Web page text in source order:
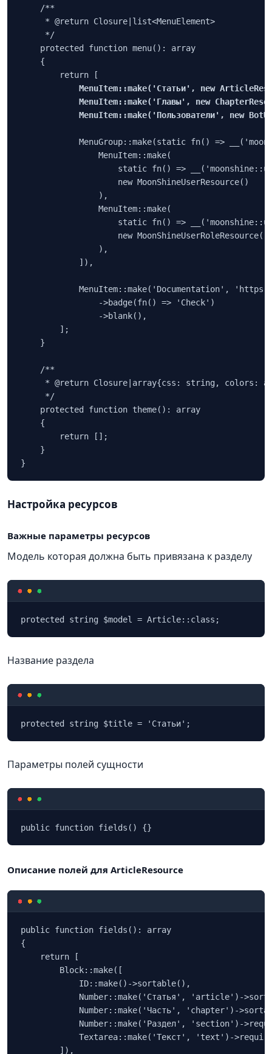
    /**
     * @return Closure|list<MenuElement>
     */
    protected function menu(): array
    {
        return [
MenuItem::make('Статьи', new
MenuItem::make('Главы', new
MenuItem::make('Пользователи', new
MenuGroup::make(static fn() =>
                MenuItem::make(
static fn() =>
                    new MoonShineUserResource()
                ),
                MenuItem::make(
static fn() =>
                    new MoonShineUserRoleResource()
                ),
            ]),
MenuItem::make('Documentation',
                ->badge(fn() => 'Check')
                ->blank(),
        ];
    }
    /**
* @return Closure|array{css: string, colors:
     */
    protected function theme(): array
    {
        return [];
    }
Настройка ресурсов
Важные параметры ресурсов
Модель которая должна быть привязана к разделу
protected string $model = Article::class;
Название раздела
protected string $title = 'Статьи';
Параметры полей сущности
public function fields() {}
Описание полей для ArticleResource
public function fields(): array
{
    return [
        Block::make([
            ID::make()->sortable(),
Number::make('Статья', 'article')-
Number::make('Часть', 'chapter')-
Number::make('Раздел', 'section')-
Textarea::make('Текст', 'text')-
        ]),